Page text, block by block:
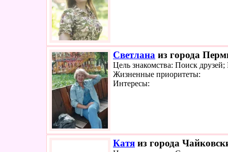
Светлана из города
Цель знакомства: Поиск
Жизненные приоритеты:
Интересы:
Катя из города